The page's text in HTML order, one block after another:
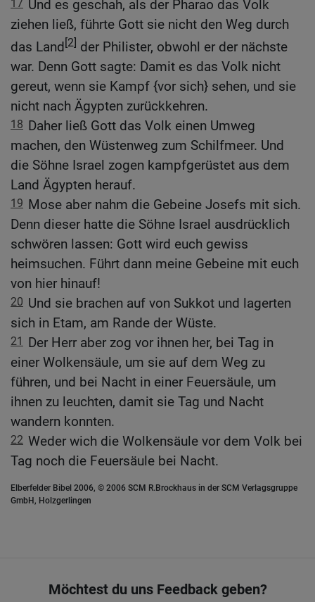
17 Und es geschah, als der Pharao das Volk
ziehen ließ, führte Gott sie nicht den Weg durch
das Land[2] der Philister, obwohl er der nächste
war. Denn Gott sagte: Damit es das Volk nicht
gereut, wenn sie Kampf {vor sich} sehen, und sie
nicht nach Ägypten zurückkehren.
18 Daher ließ Gott das Volk einen Umweg
machen, den Wüstenweg zum Schilfmeer. Und
die Söhne Israel zogen kampfgerüstet aus dem
Land Ägypten herauf.
19 Mose aber nahm die Gebeine Josefs mit sich.
Denn dieser hatte die Söhne Israel ausdrücklich
schwören lassen: Gott wird euch gewiss
heimsuchen. Führt dann meine Gebeine mit euch
von hier hinauf!
20 Und sie brachen auf von Sukkot und lagerten
sich in Etam, am Rande der Wüste.
21
Der Herr aber zog vor ihnen her, bei Tag in
einer Wolkensäule, um sie auf dem Weg zu
führen, und bei Nacht in einer Feuersäule, um
ihnen zu leuchten, damit sie Tag und Nacht
wandern konnten.
22 Weder wich die Wolkensäule vor dem Volk bei
Tag noch die Feuersäule bei Nacht.
Elberfelder Bibel 2006, © 2006 SCM R.Brockhaus in der SCM Verlagsgruppe
GmbH, Holzgerlingen
Möchtest du uns Feedback geben?